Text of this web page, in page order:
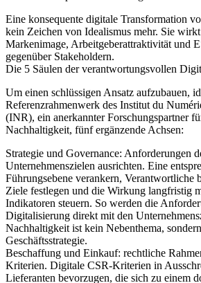
Eine konsequente digitale Transformation
kein Zeichen von Idealismus mehr. Sie
Markenimage, Arbeitgeberattraktivität und
gegenüber Stakeholdern.
Die 5 Säulen der verantwortungsvollen
Um einen schlüssigen Ansatz aufzubauen,
Referenzrahmenwerk des Institut du
(INR), ein anerkannter Forschungspartner
Nachhaltigkeit, fünf ergänzende Achsen:
Strategie und Governance: Anforderungen
Unternehmenszielen ausrichten. Eine
Führungsebene verankern, Verantwortliche
Ziele festlegen und die Wirkung langfristig
Indikatoren steuern. So werden die
Digitalisierung direkt mit den
Nachhaltigkeit ist kein Nebenthema,
Geschäftsstrategie.
Beschaffung und Einkauf: rechtliche
Kriterien. Digitale CSR-Kriterien in
Lieferanten bevorzugen, die sich zu einem